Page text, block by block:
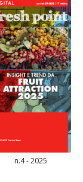
n.4 - 2025